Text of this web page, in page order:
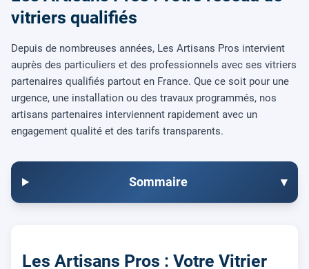
vitriers qualifiés
Depuis de nombreuses années, Les Artisans Pros intervient
auprès des particuliers et des professionnels avec ses vitriers
partenaires qualifiés partout en France. Que ce soit pour une
urgence, une installation ou des travaux programmés, nos
artisans partenaires interviennent rapidement avec un
engagement qualité et des tarifs transparents.
Sommaire ▾
Les Artisans Pros : Votre Vitrier